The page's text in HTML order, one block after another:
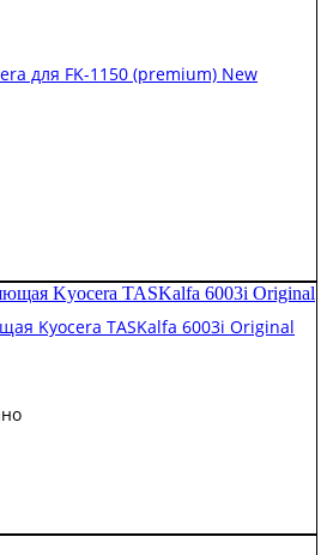
для FK-1150 (premium) New
Kyocera TASKalfa 6003i Original